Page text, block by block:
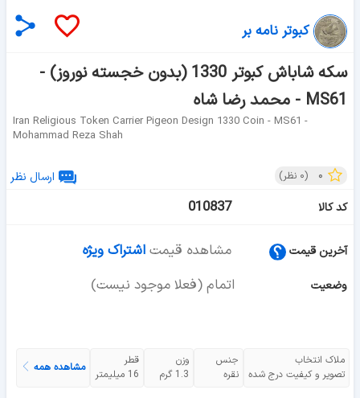
کبوتر نامه بر
سکه شاباش کبوتر 1330 (بدون خجسته نوروز) -
MS61 - محمد رضا شاه
Iran Religious Token Carrier Pigeon Design 1330 Coin - MS61 -
Mohammad Reza Shah
۰ (۰ نظر)
ارسال نظر
کد کالا
010837
آخرین قیمت مشاهده قیمت اشتراک ویژه
وضعیت اتمام (فعلا موجود نیست)
ملاک انتخاب
تصویر و کیفیت درج شده
جنس
نقره
وزن
1.3 گرم
قطر
16 میلیمتر
مشاهده همه